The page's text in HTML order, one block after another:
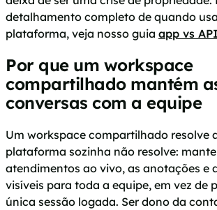
detalhamento completo de quando
plataforma, veja nosso guia app vs API
Por que um workspace
compartilhado mantém
conversas com a equipe
Um workspace compartilhado resolve
plataforma sozinha não resolve:
atendimentos ao vivo, as anotações e
visíveis para toda a equipe, em vez de
única sessão logada. Ser dono da